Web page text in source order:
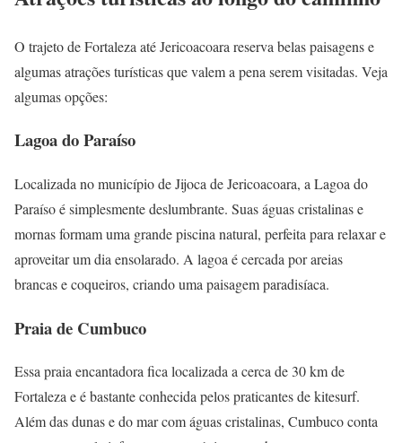
O trajeto de Fortaleza até Jericoacoara reserva belas paisagens e
algumas atrações turísticas que valem a pena serem visitadas. Veja
algumas opções:
Lagoa do Paraíso
Localizada no município de Jijoca de Jericoacoara, a Lagoa do
Paraíso é simplesmente deslumbrante. Suas águas cristalinas e
mornas formam uma grande piscina natural, perfeita para relaxar e
aproveitar um dia ensolarado. A lagoa é cercada por areias
brancas e coqueiros, criando uma paisagem paradisíaca.
Praia de Cumbuco
Essa praia encantadora fica localizada a cerca de 30 km de
Fortaleza e é bastante conhecida pelos praticantes de kitesurf.
Além das dunas e do mar com águas cristalinas, Cumbuco conta